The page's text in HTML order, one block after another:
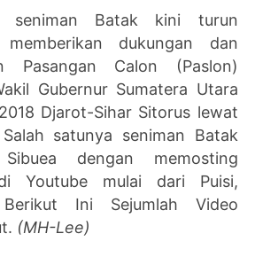
seniman Batak kini turun
dukungan dan
Pasangan Calon (Paslon)
Gubernur Sumatera Utara
Djarot-Sihar Sitorus lewat
satunya seniman Batak
dengan memosting
di Youtube mulai dari Puisi,
Ini Sejumlah Video
(MH-Lee)